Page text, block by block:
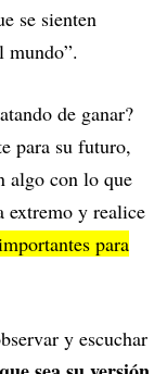
se sienten
mundo”.
de ganar?
para su futuro,
algo con lo que
extremo y realice
para
y escuchar